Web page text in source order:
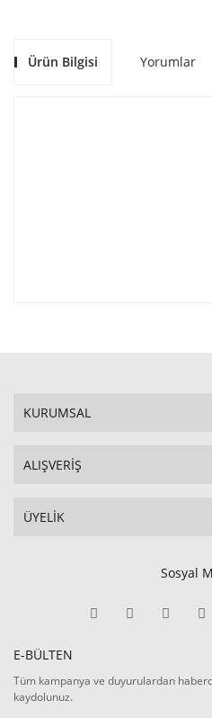
Ürün Bilgisi Yorumlar
KURUMSAL
ALIŞVERİŞ
ÜYELİK
Sosyal
E-BÜLTEN
Tüm kampanya ve duyurulardan
kaydolunuz.